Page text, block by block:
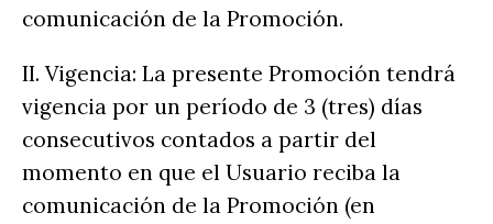
comunicación de la Promoción.
II. Vigencia: La presente Promoción tendrá
vigencia por un período de 3 (tres) días
consecutivos contados a partir del
momento en que el Usuario reciba la
comunicación de la Promoción (en